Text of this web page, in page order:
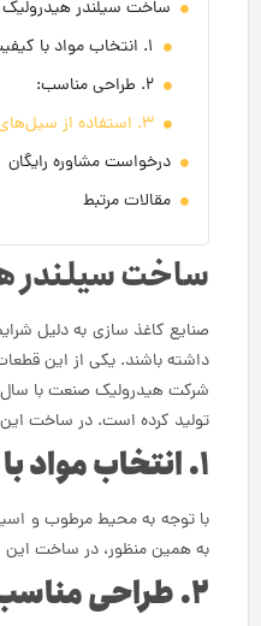
ساخت سیلندر
1. انتخاب مواد با کیفیت:
2. طراحی مناسب:
3. استفاده از سیل‌های آب‌ بندی با کیفیت:
درخواست مشاوره رایگان
مقالات مرتبط
ساخت سیلندر
صنایع کاغذ سازی به دلیل
داشته باشند. یکی از این
شرکت هیدرولیک صنعت با سال‌
تولید کرده است. در ساخت این
1. انتخاب مواد با کیفیت:
با توجه به محیط مرطوب و
به همین منظور، در ساخت این
2. طراحی مناسب: